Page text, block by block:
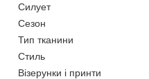
Силует
Сезон
Тип тканини
Стиль
Візерунки і принти